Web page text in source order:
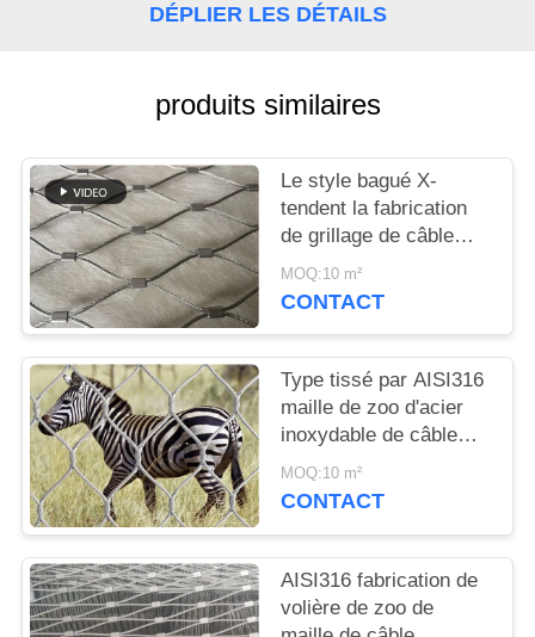
DU
SITE
POLITIQUE
DE
CONFIDENTIALITÉ
DÉPLIER LES DÉTAILS
produits similaires
Le style bagué X-
tendent la fabrication
de grillage de câble
d'acier inoxydable pour
la rupture de zoo
MOQ:10 m²
CONTACT
Type tissé par AISI316
maille de zoo d'acier
inoxydable de câble
métallique/clôture
animale de clôture
MOQ:10 m²
CONTACT
AISI316 fabrication de
volière de zoo de